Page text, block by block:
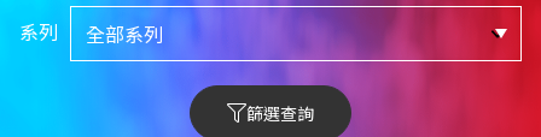
系列
篩選查詢